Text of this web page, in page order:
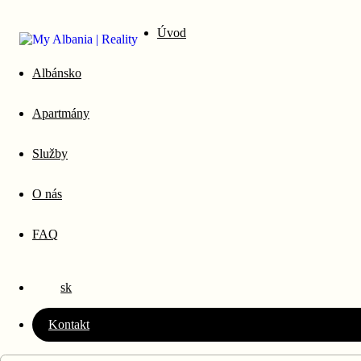
Úvod
Albánsko
Apartmány
Služby
O nás
FAQ
sk
Kontakt
Prečo investovať
profesionálmi